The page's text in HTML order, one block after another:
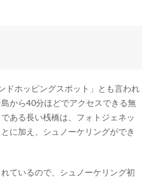
ドホッピングスポット」とも言われ
から40分ほどでアクセスできる無
ある長い桟橋は、フォトジェネッ
に加え、シュノーケリングができ
ているので、シュノーケリング初